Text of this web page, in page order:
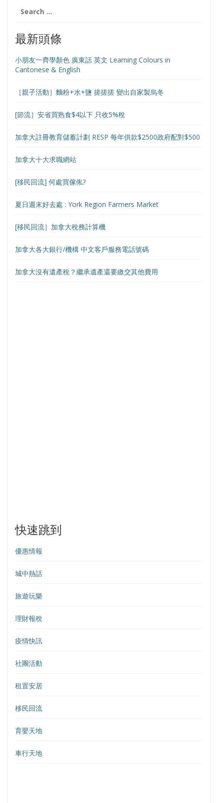
for:
最新頭條
小朋友一齊學顏色 廣東話 英文 Learning Colours in
Cantonese & English
［親子活動］麵粉+水+鹽 搓搓搓 變出自家製烏冬
[節流］安省買熟食$4以下 只收5%稅
加拿大註冊教育儲蓄計劃 RESP 每年供款$2500政府配對$500
加拿大十大求職網站
[移民回流] 何處買傢俬?
夏日週末好去處 : York Region Farmers Market
[移民回流］加拿大稅務計算機
加拿大各大銀行/機構 中文客戶服務電話號碼
加拿大沒有遺產稅？繼承遺產還要繳交其他費用
快速跳到
優惠情報
城中熱話
旅遊玩樂
理財報稅
疫情快訊
社團活動
租置安居
移民回流
育嬰天地
車行天地